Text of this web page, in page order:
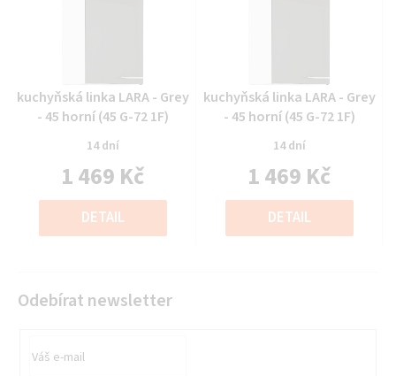
Průměrné
hodnocení
produktu
je
0,0
5
hvězdiček.
kuchyňská linka LARA - Grey
- 45 horní (45 G-72 1F)
14 dní
1 469 Kč
Měrná
cena:
DETAIL
Průměrné
hodnocení
produktu
je
0,0
5
hvězdiček.
kuchyňská linka LARA - Grey
- 45 horní (45 G-72 1F)
14 dní
1 469 Kč
Měrná
cena:
DETAIL
Odebírat newsletter